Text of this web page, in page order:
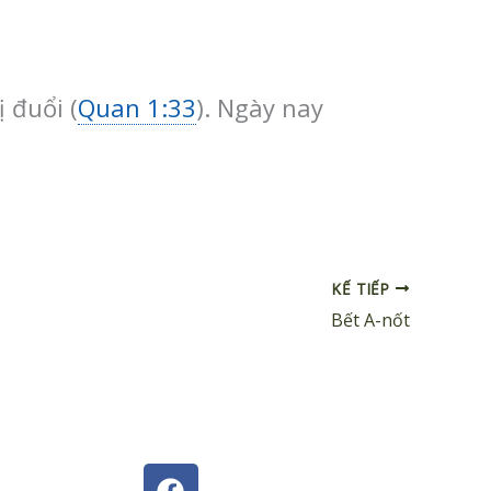
đuổi (Quan 1:33). Ngày nay
KẾ TIẾP
Bết A-nốt
F